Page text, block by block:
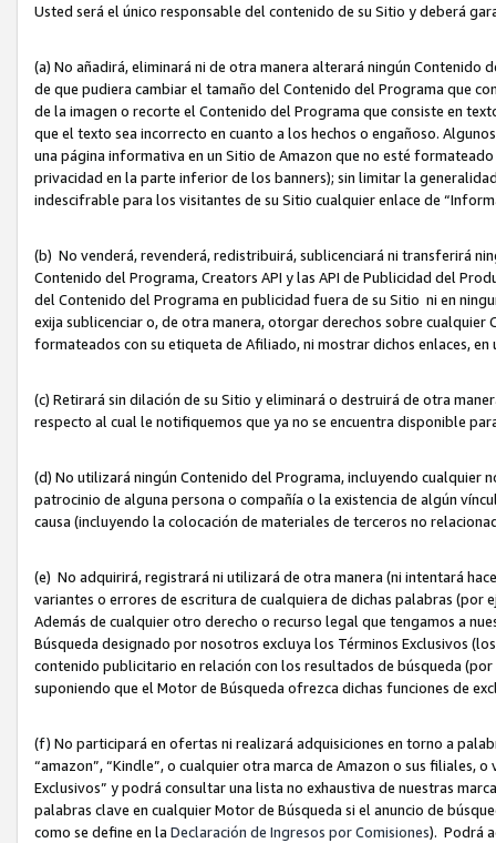
Usted será el único responsable del contenido de su Sitio y deberá
(a) No añadirá, eliminará ni de otra manera alterará ningún
de que pudiera cambiar el tamaño del Contenido del Programa que
de la imagen o recorte el Contenido del Programa que consiste en
que el texto sea incorrecto en cuanto a los hechos o engañoso.
una página informativa en un Sitio de Amazon que no esté
privacidad en la parte inferior de los banners); sin limitar la
indescifrable para los visitantes de su Sitio cualquier enlace de
(b) No venderá, revenderá, redistribuirá, sublicenciará ni transferirá
Contenido del Programa, Creators API y las API de Publicidad del
del Contenido del Programa en publicidad fuera de su Sitio ni en
exija sublicenciar o, de otra manera, otorgar derechos sobre
formateados con su etiqueta de Afiliado, ni mostrar dichos enlaces,
(c) Retirará sin dilación de su Sitio y eliminará o destruirá de otra
respecto al cual le notifiquemos que ya no se encuentra disponible
(d) No utilizará ningún Contenido del Programa, incluyendo cualquier
patrocinio de alguna persona o compañía o la existencia de algún
causa (incluyendo la colocación de materiales de terceros no
(e) No adquirirá, registrará ni utilizará de otra manera (ni intentará
variantes o errores de escritura de cualquiera de dichas palabras (por
Además de cualquier otro derecho o recurso legal que tengamos a
Búsqueda designado por nosotros excluya los Términos Exclusivos
contenido publicitario en relación con los resultados de búsqueda
suponiendo que el Motor de Búsqueda ofrezca dichas funciones de
(f) No participará en ofertas ni realizará adquisiciones en torno a
“amazon”, “Kindle”, o cualquier otra marca de Amazon o sus filiales,
Exclusivos” y podrá consultar una lista no exhaustiva de nuestras
palabras clave en cualquier Motor de Búsqueda si el anuncio de
como se define en la Declaración de Ingresos por Comisiones). Podrá